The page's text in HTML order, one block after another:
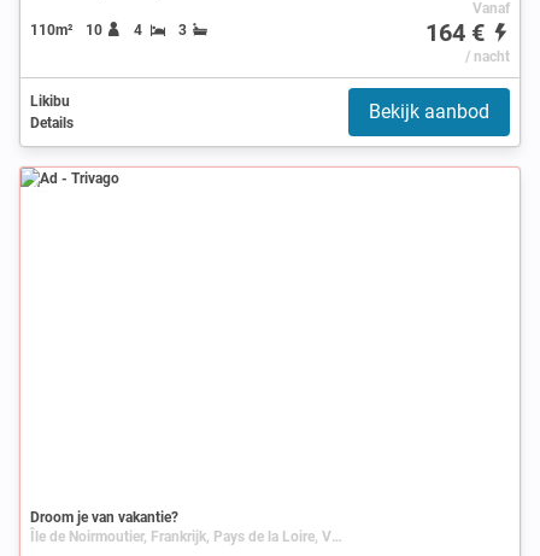
110m² 10 4 3
Vanaf
164 €
/ nacht
Likibu
Details
Bekijk aanbod
Ad
Droom je van vakantie?
Île de Noirmoutier, Frankrijk, Pays de la Loire, Vendée